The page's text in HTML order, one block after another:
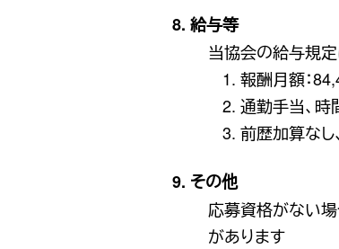
8. 給与等
当協会の給与規定
報酬月額：
通勤手当、
前歴加算なし
9. その他
応募資格がない
があります